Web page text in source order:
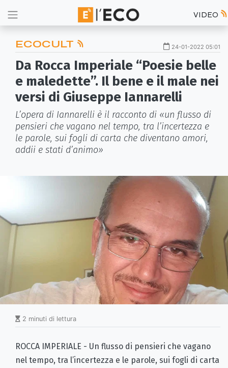
VIDEO
ECOCULT 24-01-2022 05:01
Da Rocca Imperiale “Poesie belle
e maledette”. Il bene e il male nei
versi di Giuseppe Iannarelli
L’opera di Iannarelli è il racconto di «un flusso di
pensieri che vagano nel tempo, tra l’incertezza e
le parole, sui fogli di carta che diventano amori,
addii e stati d’animo»
2 minuti di lettura
ROCCA IMPERIALE - Un flusso di pensieri che vagano
nel tempo, tra l’incertezza e le parole, sui fogli di carta